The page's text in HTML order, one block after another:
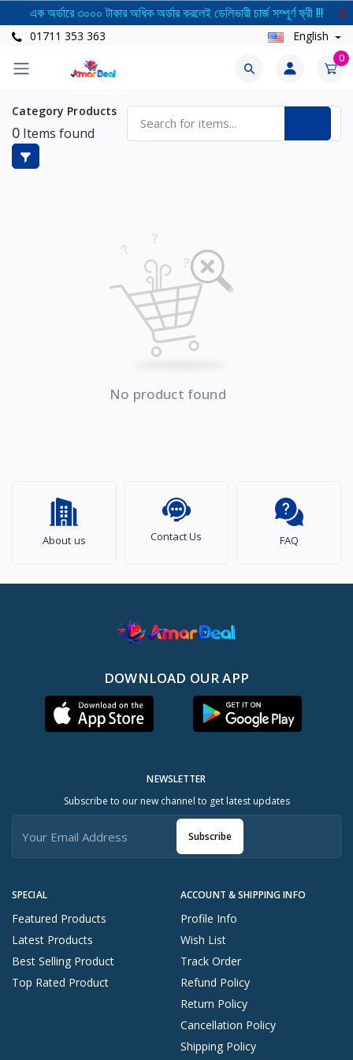
এক অর্ডারে ৩০০০ টাকার অধিক অর্ডার করলেই ডেলিভারী চার্জ সম্পূর্ণ ফ্রী !!! X
01711 353 363 English
0
Category Products
0 Items found
No product found
About us Contact Us FAQ
DOWNLOAD OUR APP
SPECIAL
Featured Products
Latest Products
Best Selling Product
Top Rated Product
ACCOUNT & SHIPPING INFO
Profile Info
Wish List
Track Order
Refund Policy
Return Policy
Cancellation Policy
Shipping Policy
NEWSLETTER
Subscribe to our new channel to get latest updates
Subscribe